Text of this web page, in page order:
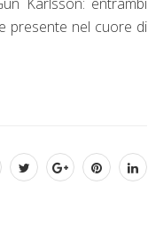
presente nel cuore di